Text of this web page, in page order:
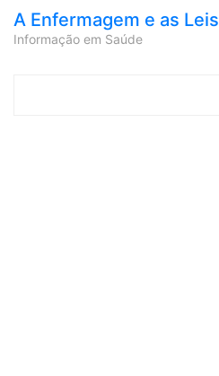
A Enfermagem e as Leis
Informação em Saúde